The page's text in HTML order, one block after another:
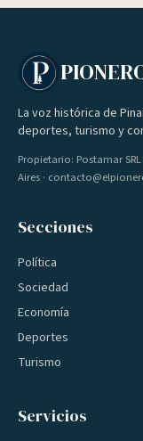
La voz histórica de
deportes, turismo y
Propietario: Postamar SRL
Aires ·
Secciones
Política
Sociedad
Economía
Deportes
Turismo
Servicios